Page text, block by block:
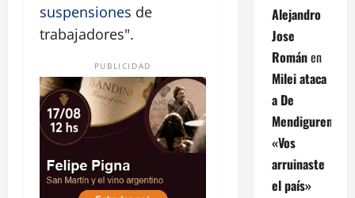
suspensiones de
trabajadores".
PUBLICIDAD
Alejandro
Jose
Románen
Milei ataca
a De
Mendiguren:
«Vos
arruinaste
el país»